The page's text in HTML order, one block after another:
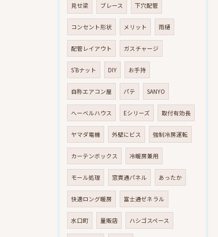
見せ梁 ブレース 下穴配管
コンセント形状 メリット 雨樋
配管レイアウト ガスチャージ
S’Bナット DIY お手持
自称エアコン屋 パテ SANYO
へーベルハウス Eシリーズ 取付有効長
ヤマダ電機 外壁にビス 強制冷房運転
カーテンボックス 冷暖房兼用
モール処理 窓貫通パネル あったか
快適ロング暖房 富士通ゼネラル
水口町 量販店 ハシゴスペース